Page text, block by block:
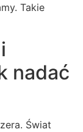
Takie
nadać
Świat